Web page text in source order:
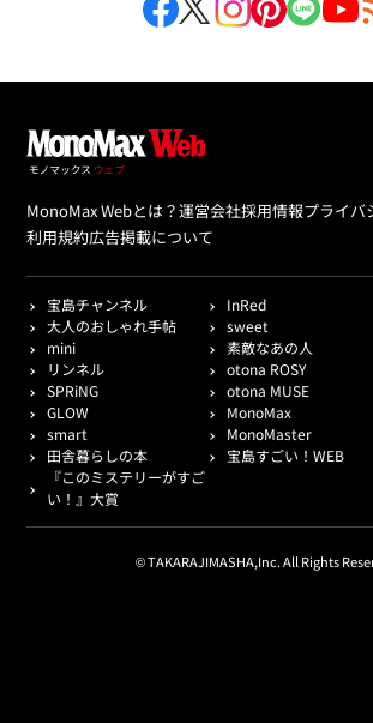
MonoMax Webとは？運営会社採用情報プライバ
利用規約広告掲載について
宝島チャンネル
InRed
大人のおしゃれ手帖
sweet
mini
素敵なあの人
リンネル
otona ROSY
SPRiNG
otona MUSE
GLOW
MonoMax
smart
MonoMaster
田舎暮らしの本
宝島すごい！WEB
『このミステリーがすご
い！』大賞
© TAKARAJIMASHA,Inc. All Rights